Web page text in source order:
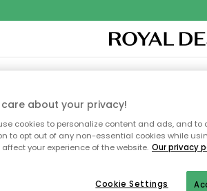
TEKSTIL & TÆPPERKØKKENET
fandt
care about your privacy!
cookies to personalize content and ads, and
to opt out of any non-essential cookies while
affect your experience of the website. Our privacy
Cookie Settings